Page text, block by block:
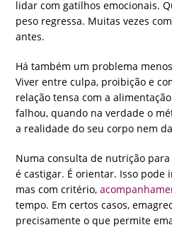
lidar com gatilhos emocionais.
peso regressa. Muitas vezes
antes.
Há também um problema
Viver entre culpa, proibição e
relação tensa com a
falhou, quando na verdade o
a realidade do seu corpo nem
Numa consulta de nutrição
é castigar. É orientar. Isso pode
mas com critério,
tempo. Em certos casos,
precisamente o que permite